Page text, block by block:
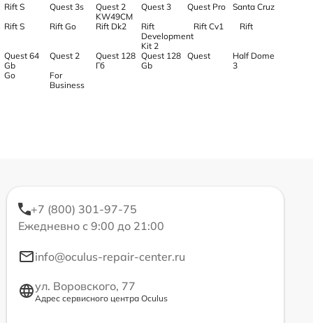
Rift S Quest 3s
Quest 2
KW49CM
Quest 3 Quest Pro
Santa Cruz
Rift S
Rift Go Rift Dk2
Rift
Development
Kit 2
Rift Cv1 Rift
Quest 64
Gb
Quest 2
Quest 128
Гб
Quest 128
Gb
Quest
Half Dome
3
Go
For
Business
+7 (800) 301-97-75
Ежедневно с 9:00 до 21:00
info@oculus-repair-center.ru
ул. Воровского, 77
Адрес сервисного центра Oculus